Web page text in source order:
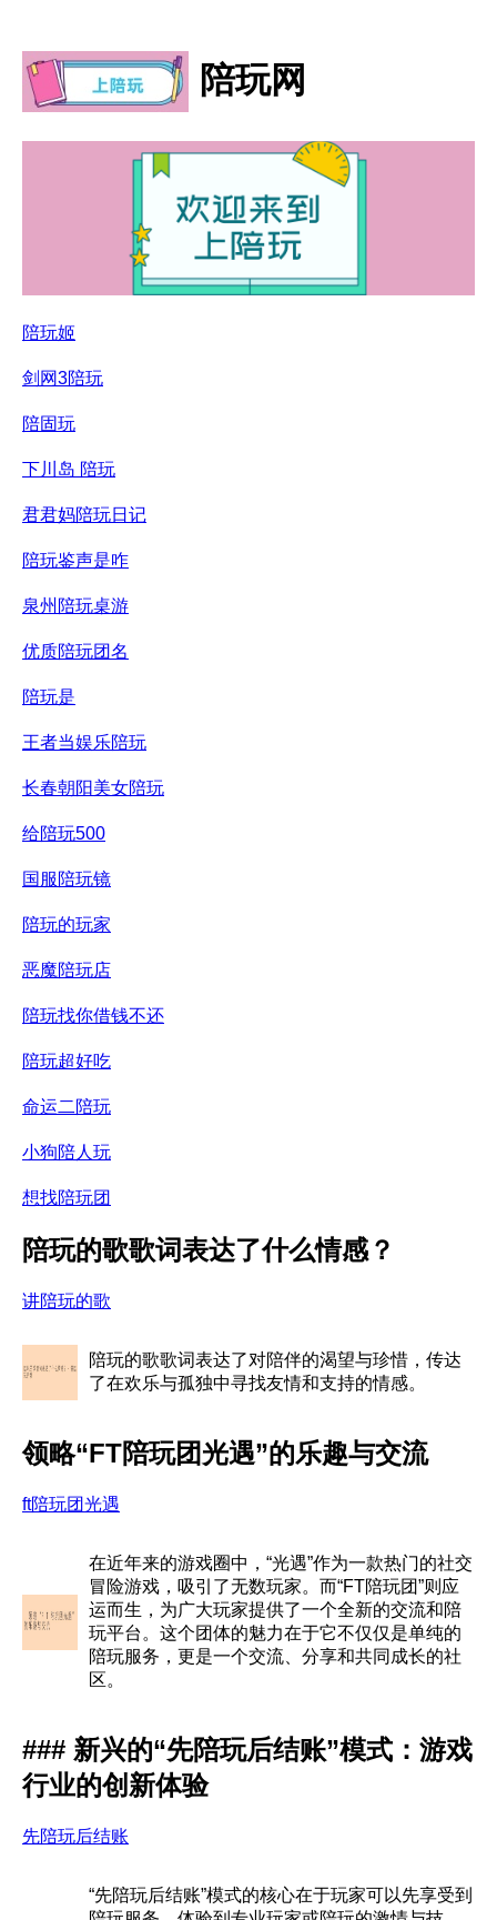
陪玩网
陪玩姬
剑网3陪玩
陪固玩
下川岛 陪玩
君君妈陪玩日记
陪玩鉴声是咋
泉州陪玩桌游
优质陪玩团名
陪玩是
王者当娱乐陪玩
长春朝阳美女陪玩
给陪玩500
国服陪玩镜
陪玩的玩家
恶魔陪玩店
陪玩找你借钱不还
陪玩超好吃
命运二陪玩
小狗陪人玩
想找陪玩团
陪玩的歌歌词表达了什么情感？
讲陪玩的歌
陪玩的歌歌词表达了对陪伴的渴望与珍惜，传达
了在欢乐与孤独中寻找友情和支持的情感。
领略“FT陪玩团光遇”的乐趣与交流
ft陪玩团光遇
在近年来的游戏圈中，“光遇”作为一款热门的社交
冒险游戏，吸引了无数玩家。而“FT陪玩团”则应
运而生，为广大玩家提供了一个全新的交流和陪
玩平台。这个团体的魅力在于它不仅仅是单纯的
陪玩服务，更是一个交流、分享和共同成长的社
区。
### 新兴的“先陪玩后结账”模式：游戏
行业的创新体验
先陪玩后结账
“先陪玩后结账”模式的核心在于玩家可以先享受到